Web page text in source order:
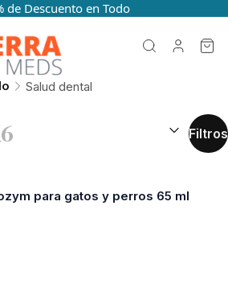
de Descuento en Todo
Salud dental
6 Filtros
para gatos y perros 65 ml